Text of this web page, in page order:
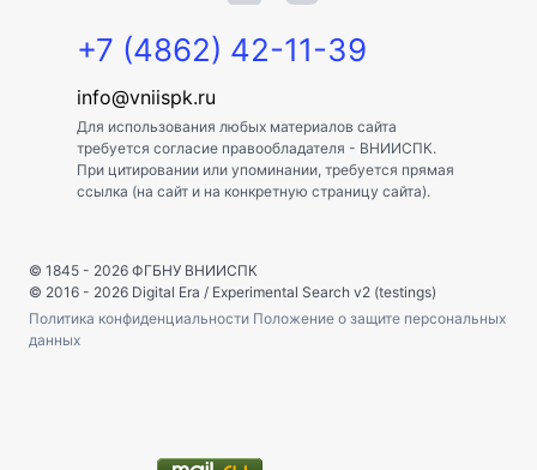
+7 (4862) 42-11-39
info@vniispk.ru
Для использования любых материалов сайта
требуется согласие правообладателя - ВНИИСПК.
При цитировании или упоминании, требуется прямая
ссылка (на сайт и на конкретную страницу сайта).
© 1845 - 2026 ФГБНУ ВНИИСПК
© 2016 - 2026 Digital Era / Experimental Search v2 (testings)
Политика конфиденциальности Положение о защите персональных
данных